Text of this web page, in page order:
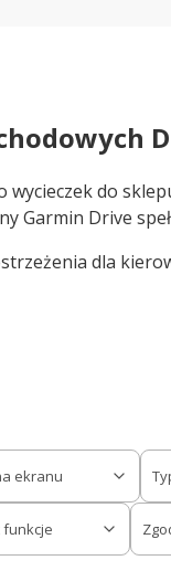
do
Garmin Drive
dla
ekranu
funkcje